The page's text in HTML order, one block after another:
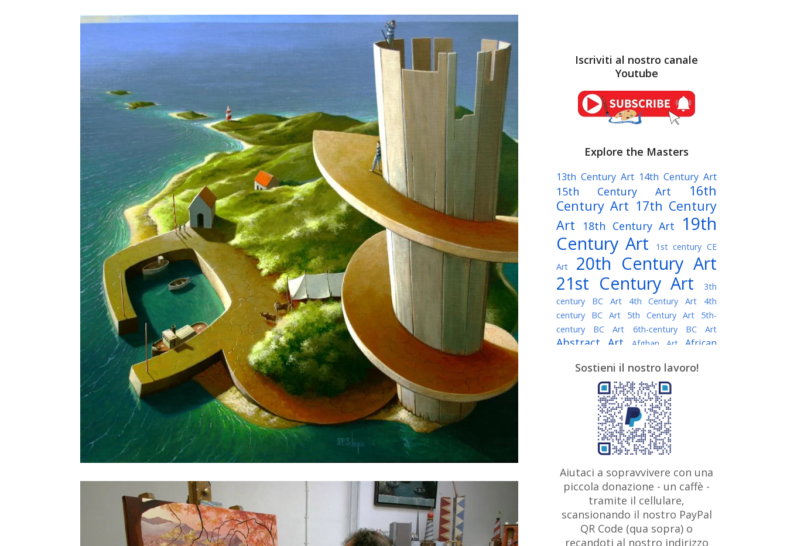
Iscriviti al nostro canale
Youtube
Explore the Masters
13th Century Art 14th Century Art
15th Century Art
16th
Century Art 17th Century
Art
18th Century Art
19th
Century Art
1st century CE
Art
20th Century Art
21st Century Art
3th
century BC Art
4th Century Art
4th
century BC Art
5th Century Art
5th-
century BC Art
6th-century BC Art
Abstract Art Afghan Art
African
Algerian painter American Art
Argentine Art Armenian painter
Art history Art Institute of Chicago
Art Quotes - Literature
Australian Art Austrian Art
Austro-Hungarian Art Awarded
Artist
Baroque Art
Belarusian
Art Belgian Art Bohemian Art Bolivian
Bosnian Art Brazilian Art British
Art British Museum Brooklyn Museum
Bulgarian Art Burmese Art Canadian
Art
Caravaggio
Chilean Art
Sostieni il nostro lavoro!
Aiutaci a sopravvivere con una
piccola donazione - un caffè -
tramite il cellulare,
scansionando il nostro PayPal
QR Code (qua sopra) o
recandoti al nostro indirizzo